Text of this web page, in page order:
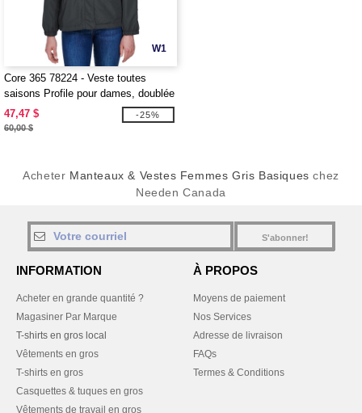
W1
Core 365 78224 - Veste toutes
saisons Profile pour dames, doublée
de polaire
47,47 $
60,00 $
-25%
Acheter Manteaux & Vestes Femmes Gris Basiques chez
Needen Canada
S'abonner!
INFORMATION
Acheter en grande quantité ?
Magasiner Par Marque
T-shirts en gros local
Vêtements en gros
T-shirts en gros
Casquettes & tuques en gros
Vêtements de travail en gros
À PROPOS
Moyens de paiement
Nos Services
Adresse de livraison
FAQs
Termes & Conditions